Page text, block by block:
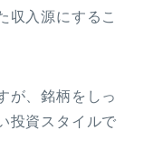
収入源にするこ
が、銘柄をしっ
投資スタイルで